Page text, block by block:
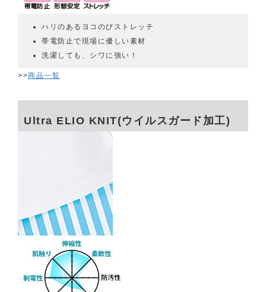
ハリのあるヨコのびストレッチ
帯電防止で現場に優しい素材
洗濯しても、シワに強い！
>>商品一覧
Ultra ELIO KNIT(ウイルスガード加工)